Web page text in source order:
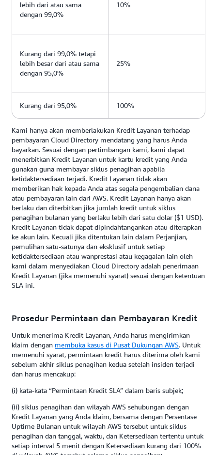
lebih dari atau sama
dengan 99,0%
10%
Kurang dari 99,0% tetapi
lebih besar dari atau sama
dengan 95,0%
25%
Kurang dari 95,0% 100%
Kami hanya akan memberlakukan Kredit Layanan terhadap
pembayaran Cloud Directory mendatang yang harus Anda
bayarkan. Sesuai dengan pertimbangan kami, kami dapat
menerbitkan Kredit Layanan untuk kartu kredit yang Anda
gunakan guna membayar siklus penagihan apabila
ketidaktersediaan terjadi. Kredit Layanan tidak akan
memberikan hak kepada Anda atas segala pengembalian dana
atau pembayaran lain dari AWS. Kredit Layanan hanya akan
berlaku dan diterbitkan jika jumlah kredit untuk siklus
penagihan bulanan yang berlaku lebih dari satu dolar ($1 USD).
Kredit Layanan tidak dapat dipindahtangankan atau diterapkan
ke akun lain. Kecuali jika ditentukan lain dalam Perjanjian,
pemulihan satu-satunya dan eksklusif untuk setiap
ketidaktersediaan atau wanprestasi atau kegagalan lain oleh
kami dalam menyediakan Cloud Directory adalah penerimaan
Kredit Layanan (jika memenuhi syarat) sesuai dengan ketentuan
SLA ini.
Prosedur Permintaan dan Pembayaran Kredit
Untuk menerima Kredit Layanan, Anda harus mengirimkan
klaim dengan membuka kasus di Pusat Dukungan AWS. Untuk
memenuhi syarat, permintaan kredit harus diterima oleh kami
sebelum akhir siklus penagihan kedua setelah insiden terjadi
dan harus mencakup:
(i) kata-kata “Permintaan Kredit SLA” dalam baris subjek;
(ii) siklus penagihan dan wilayah AWS sehubungan dengan
Kredit Layanan yang Anda klaim, bersama dengan Persentase
Uptime Bulanan untuk wilayah AWS tersebut untuk siklus
penagihan dan tanggal, waktu, dan Ketersediaan tertentu untuk
setiap interval 5 menit dengan Ketersediaan kurang dari 100%